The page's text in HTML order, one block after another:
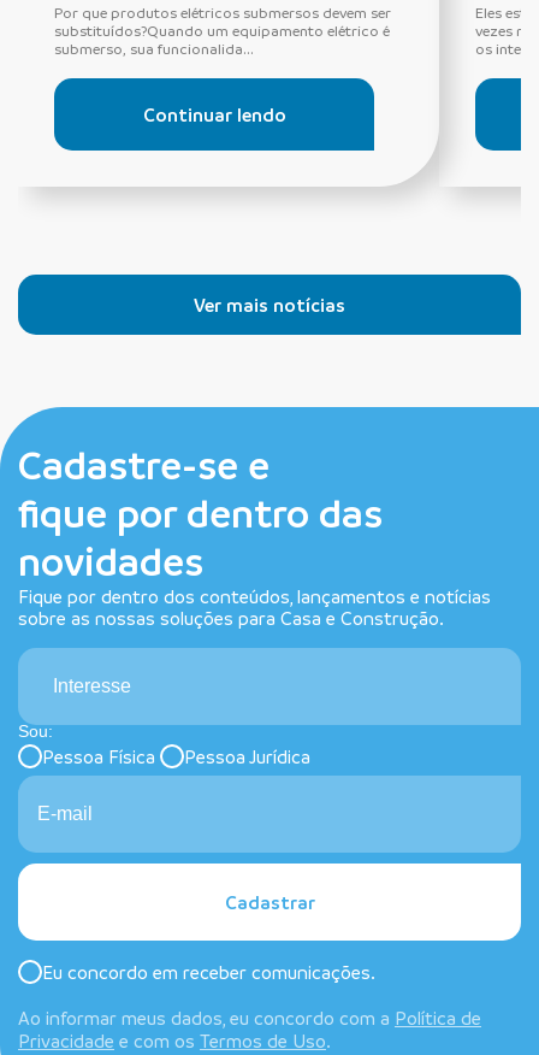
Por que produtos elétricos submersos devem ser
substituídos?Quando um equipamento elétrico é
submerso, sua funcionalida...
Continuar lendo
Eles
vezes
os
Ver mais notícias
Cadastre-se e
fique por dentro das
novidades
Fique por dentro dos conteúdos, lançamentos e notícias
sobre as nossas soluções para Casa e Construção.
Interesse
Sou:
Pessoa Física Pessoa Jurídica
Cadastrar
Eu concordo em receber comunicações.
Ao informar meus dados, eu concordo com a Política de
Privacidade e com os Termos de Uso.